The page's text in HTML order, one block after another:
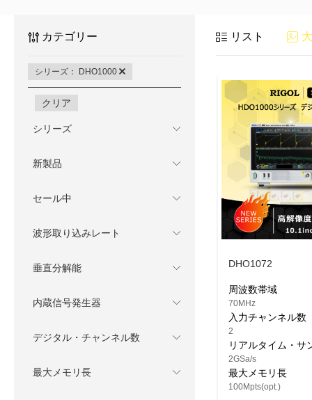
カテゴリー
シリーズ： DHO1000
クリア
シリーズ
新製品
セール中
波形取り込みレート
垂直分解能
内蔵信号発生器
デジタル・チャンネル数
最大メモリ長
リスト
DHO1072
周波数帯域
70MHz
入力チャンネル数
2
リアルタイム・サ
2GSa/s
最大メモリ長
100Mpts(opt.)